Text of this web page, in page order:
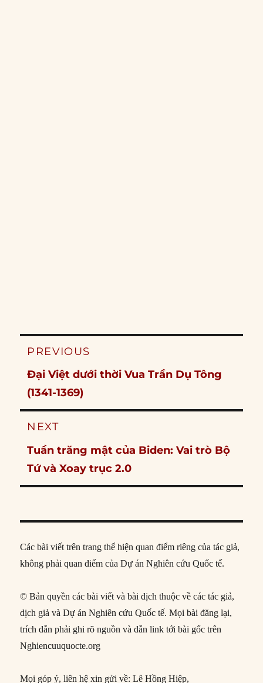
Post
PREVIOUS
Previous
post:
Đại Việt dưới thời Vua Trần Dụ Tông
(1341-1369)
NEXT
Next
post:
Tuần trăng mật của Biden: Vai trò Bộ
Tứ và Xoay trục 2.0
Các bài viết trên trang thể hiện quan điểm riêng của tác giả,
không phải quan điểm của Dự án Nghiên cứu Quốc tế.
© Bản quyền các bài viết và bài dịch thuộc về các tác giả,
dịch giả và Dự án Nghiên cứu Quốc tế. Mọi bài đăng lại,
trích dẫn phải ghi rõ nguồn và dẫn link tới bài gốc trên
Nghiencuuquocte.org
Mọi góp ý, liên hệ xin gửi về: Lê Hồng Hiệp,